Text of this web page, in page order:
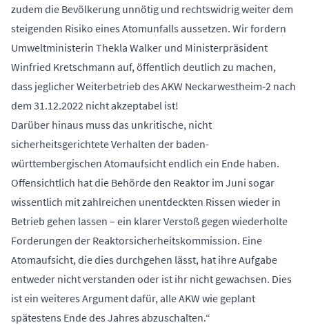
zudem die Bevölkerung unnötig und rechtswidrig weiter dem
steigenden Risiko eines Atomunfalls aussetzen. Wir fordern
Umweltministerin Thekla Walker und Ministerpräsident
Winfried Kretschmann auf, öffentlich deutlich zu machen,
dass jeglicher Weiterbetrieb des AKW Neckarwestheim‑2 nach
dem 31.12.2022 nicht akzeptabel ist!
Darüber hinaus muss das unkritische, nicht
sicherheitsgerichtete Verhalten der baden-
württembergischen Atomaufsicht endlich ein Ende haben.
Offensichtlich hat die Behörde den Reaktor im Juni sogar
wissentlich mit zahlreichen unentdeckten Rissen wieder in
Betrieb gehen lassen – ein klarer Verstoß gegen wiederholte
Forderungen der Reaktorsicherheitskommission. Eine
Atomaufsicht, die dies durchgehen lässt, hat ihre Aufgabe
entweder nicht verstanden oder ist ihr nicht gewachsen. Dies
ist ein weiteres Argument dafür, alle AKW wie geplant
spätestens Ende des Jahres abzuschalten.“